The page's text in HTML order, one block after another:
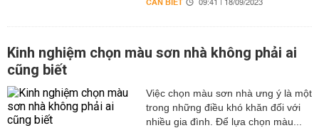
09:41 | 18/09/2023
Kinh nghiệm chọn màu sơn nhà không phải ai
cũng biết
Việc chọn màu sơn nhà ưng ý là một
trong những điều khó khăn đối với
nhiều gia đình. Để lựa chọn màu...